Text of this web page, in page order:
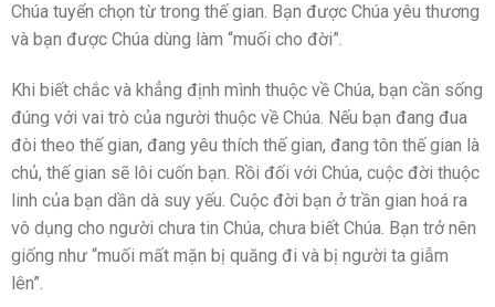
Chúa tuyển chọn từ trong thế gian. Bạn được Chúa yêu thương
và bạn được Chúa dùng làm “muối cho đời”.
Khi biết chắc và khẳng định mình thuộc về Chúa, bạn cần sống
đúng với vai trò của người thuộc về Chúa. Nếu bạn đang đua
đòi theo thế gian, đang yêu thích thế gian, đang tôn thế gian là
chủ, thế gian sẽ lôi cuốn bạn. Rồi đối với Chúa, cuộc đời thuộc
linh của bạn dần dà suy yếu. Cuộc đời bạn ở trần gian hoá ra
vô dụng cho người chưa tin Chúa, chưa biết Chúa. Bạn trở nên
giống như “muối mất mặn bị quăng đi và bị người ta giẫm
lên”.